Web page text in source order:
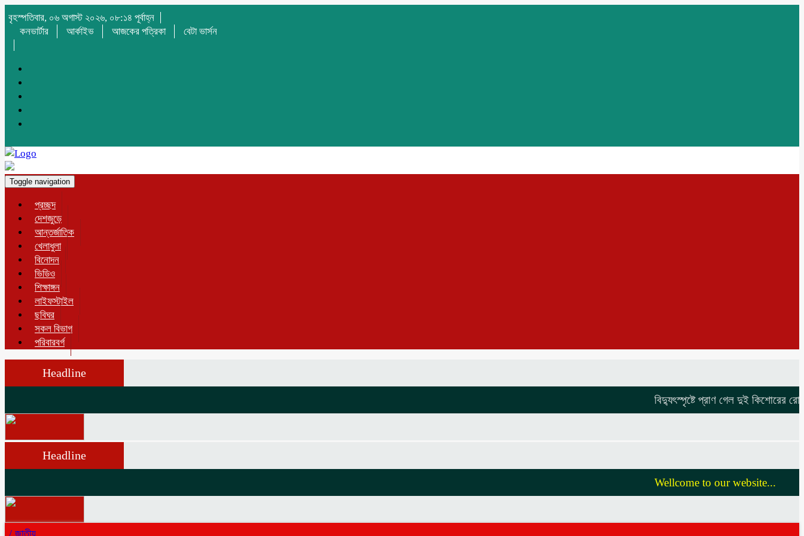
বৃহস্পতিবার, ০৬ অগাস্ট ২০২৬, ০৮:১৪ পূর্বাহ্ন
কনভার্টার
আর্কাইভ আজকের পত্রিকা বেটা ভার্সন
Toggle navigation
প্রচ্ছদ
দেশজুড়ে
আন্তর্জাতিক
খেলাধুলা
বিনোদন
ভিডিও
শিক্ষাঙ্গন
লাইফস্টাইল
ছবিঘর
সকল বিভাগ
পরিবারবর্গ
Headline
বিদ্যুৎস্পৃষ্টে প্রাণ গেল দুই কিশোরের রোটারী
Headline
Wellcome to our website...
/ জাতীয়